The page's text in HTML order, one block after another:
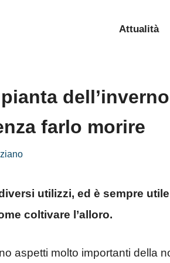
Attualità
farlo morire
utilizzi, ed è sempre
coltivare l’alloro.
aspetti molto importanti della